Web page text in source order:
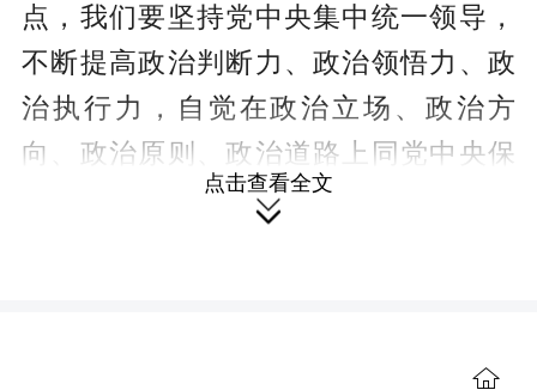
点，我们要坚持党中央集中统一领导，
不断提高政治判断力、政治领悟力、政
治执行力，自觉在政治立场、政治方
向、政治原则、政治道路上同党中央保
点击查看全文
